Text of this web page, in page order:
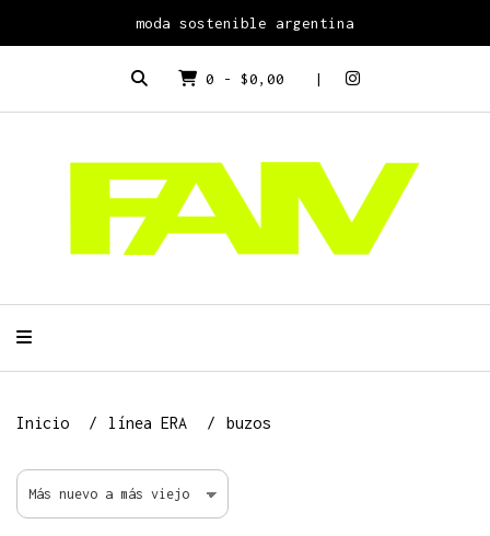
moda sostenible argentina
0 - $0,00
Inicio línea ERA buzos